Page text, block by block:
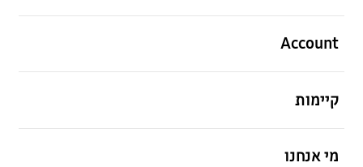
Account
קיימות
מי אנחנו